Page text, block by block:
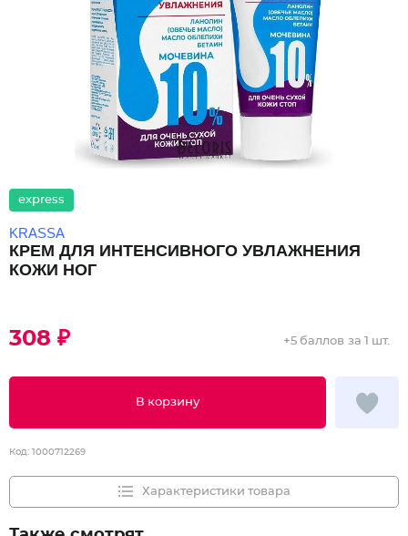
express
KRASSA
КРЕМ ДЛЯ ИНТЕНСИВНОГО УВЛАЖНЕНИЯ
КОЖИ НОГ
308 ₽
В корзину
+5 баллов за 1 шт.
Код: 1000712269
Характеристики товара